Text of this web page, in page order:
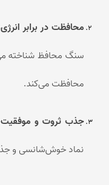
محافظت در برابر
سنگ محافظ شناخته
محافظت می‌کند.
جذب ثروت و موفقیت
نماد خوش‌شانسی و